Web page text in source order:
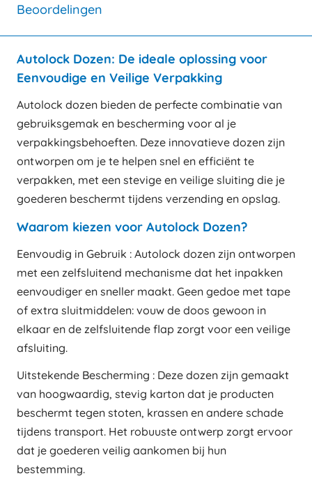
Beoordelingen
Autolock Dozen: De ideale oplossing voor
Eenvoudige en Veilige Verpakking
Autolock dozen bieden de perfecte combinatie van
gebruiksgemak en bescherming voor al je
verpakkingsbehoeften. Deze innovatieve dozen zijn
ontworpen om je te helpen snel en efficiënt te
verpakken, met een stevige en veilige sluiting die je
goederen beschermt tijdens verzending en opslag.
Waarom kiezen voor Autolock Dozen?
Eenvoudig in Gebruik : Autolock dozen zijn ontworpen
met een zelfsluitend mechanisme dat het inpakken
eenvoudiger en sneller maakt. Geen gedoe met tape
of extra sluitmiddelen: vouw de doos gewoon in
elkaar en de zelfsluitende flap zorgt voor een veilige
afsluiting.
Uitstekende Bescherming : Deze dozen zijn gemaakt
van hoogwaardig, stevig karton dat je producten
beschermt tegen stoten, krassen en andere schade
tijdens transport. Het robuuste ontwerp zorgt ervoor
dat je goederen veilig aankomen bij hun
bestemming.